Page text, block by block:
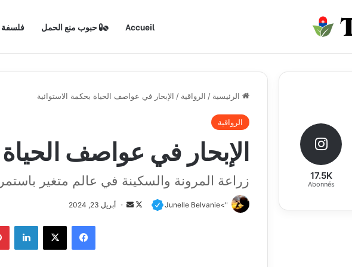
Accueil حبوب منع الحمل فلسفة
الرئيسية / الرواقية / الإبحار في عواصف الحياة بحكمة الاستوائية
الرواقية
الإبحار في عواصف الحياة
زراعة المرونة والسكينة في عالم متغير
">Junelle Belvanie
F
أ
أبريل 23, 2024
فيسبوك لينكدإن
17.5K
Abonnés